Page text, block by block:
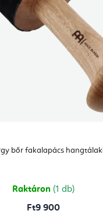
bőr fakalapács
Raktáron (1 db)
Ft9 900